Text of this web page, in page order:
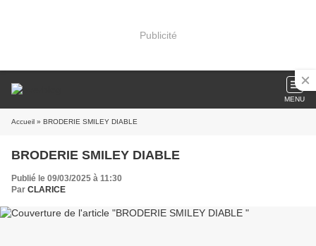
Publicité
MENU
Accueil » BRODERIE SMILEY DIABLE
BRODERIE SMILEY DIABLE
Publié le 09/03/2025 à 11:30
Par CLARICE